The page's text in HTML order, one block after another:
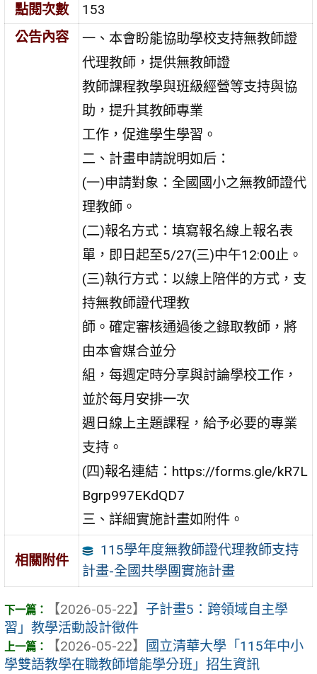
點閱次數
153
公告內容
一、本會盼能協助學校支持無教師證
代理教師，提供無教師證
教師課程教學與班級經營等支持與協
助，提升其教師專業
工作，促進學生學習。
二、計畫申請說明如后：
(一)申請對象：全國國小之無教師證代
理教師。
(二)報名方式：填寫報名線上報名表
單，即日起至5/27(三)中午12:00止。
(三)執行方式：以線上陪伴的方式，支
持無教師證代理教
師。確定審核通過後之錄取教師，將
由本會媒合並分
組，每週定時分享與討論學校工作，
並於每月安排一次
週日線上主題課程，給予必要的專業
支持。
(四)報名連結：https://forms.gle/kR7L
Bgrp997EKdQD7
三、詳細實施計畫如附件。
相關附件
115學年度無教師證代理教師支持
計畫-全國共學團實施計畫
【2026-05-22】 子計畫5：跨領域自主學
習」教學活動設計徵件
【2026-05-22】
國立清華大學「115年中小
學雙語教學在職教師增能學分班」招生資訊